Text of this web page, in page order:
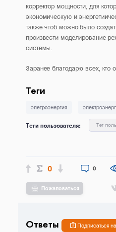
корректор мощности, для
экономическую и
также чтоб можно было
произвести моделирование
системы.
Заранее благодарю всех, кто
Теги
элетроэнергия
Теги пользователя: Тег
0 0
Пожаловаться
Ответы Подписаться